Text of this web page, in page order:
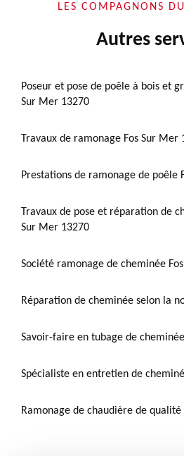
LES COMPAGNONS
Autres
Poseur et pose de poêle à bois et
Sur Mer 13270
Travaux de ramonage Fos Sur Mer
Prestations de ramonage de poêle
Travaux de pose et réparation de
Sur Mer 13270
Société ramonage de cheminée
Réparation de cheminée selon la
Savoir-faire en tubage de
Spécialiste en entretien de
Ramonage de chaudière de qualité